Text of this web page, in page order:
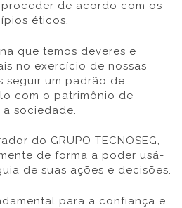
de acordo com os
éticos.
que temos deveres e
no exercício de nossas
seguir um padrão de
com o patrimônio de
sociedade.
do GRUPO TECNOSEG,
de forma a poder usá-
de suas ações e decisões.
para a confiança e